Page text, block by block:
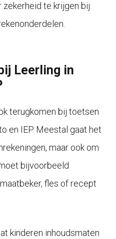
zekerheid te krijgen bij
Leerling in
terugkomen bij toetsen
en IEP. Meestal gaat het
maar ook om
bijvoorbeeld
fles of recept
kinderen inhoudsmaten